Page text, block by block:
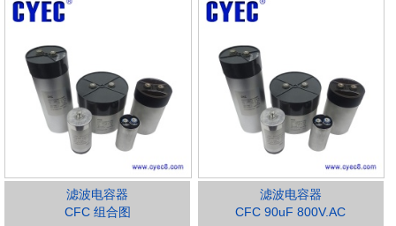
滤波电容器
CFC 组合图
滤波电容器
CFC 90uF 800V.AC